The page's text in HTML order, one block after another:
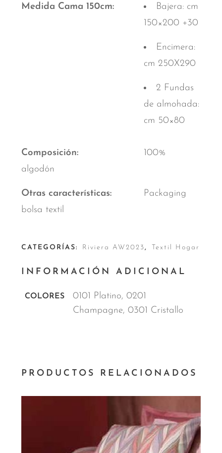
Medida Cama 150cm
Bajera: cm
150×200 +30
Encimera:
cm 250X290
2 Fundas
de almohada:
cm 50×80
Composición
100%
algodón
Otras características
Packaging
bolsa textil
CATEGORÍAS: Riviera AW2023, Textil Hogar
INFORMACIÓN ADICIONAL
COLORES
0101 Platino, 0201
Champagne, 0301 Cristallo
PRODUCTOS RELACIONADOS